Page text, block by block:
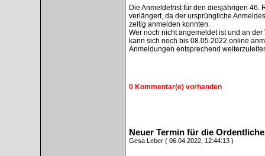
Die Anmeldefrist für den diesjährigen 46.
verlängert, da der ursprüngliche
zeitig anmelden konnten.
Wer noch nicht angemeldet ist und an
kann sich noch bis 08.05.2022 online
Anmeldungen entsprechend
0 Kommentar(e) vorhanden
Neuer Termin für die
Gesa Leber ( 06.04.2022, 12:44:13 )